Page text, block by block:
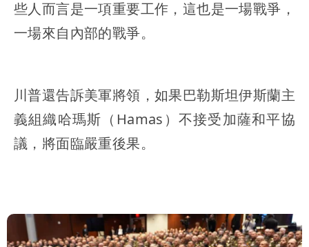
些人而言是一項重要工作，這也是一場戰爭，
一場來自內部的戰爭。
川普還告訴美軍將領，如果巴勒斯坦伊斯蘭主
義組織哈瑪斯（Hamas）不接受加薩和平協
議，將面臨嚴重後果。